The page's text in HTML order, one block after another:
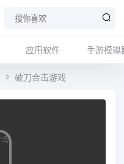
应用软件 手游模拟
破刀合击游戏